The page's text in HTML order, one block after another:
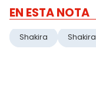
EN ESTA NOTA
Shakira Shakira